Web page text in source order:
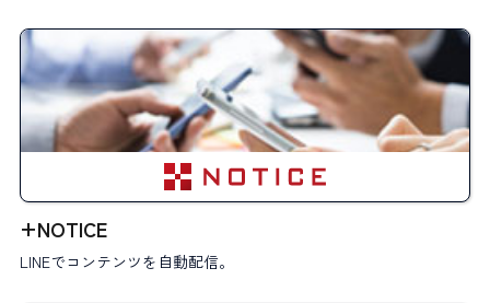
+NOTICE
LINEでコンテンツを自動配信。